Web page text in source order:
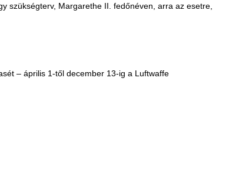
szükségterv, Margarethe II. fedőnéven, arra az esetre,
– április 1-től december 13-ig a Luftwaffe